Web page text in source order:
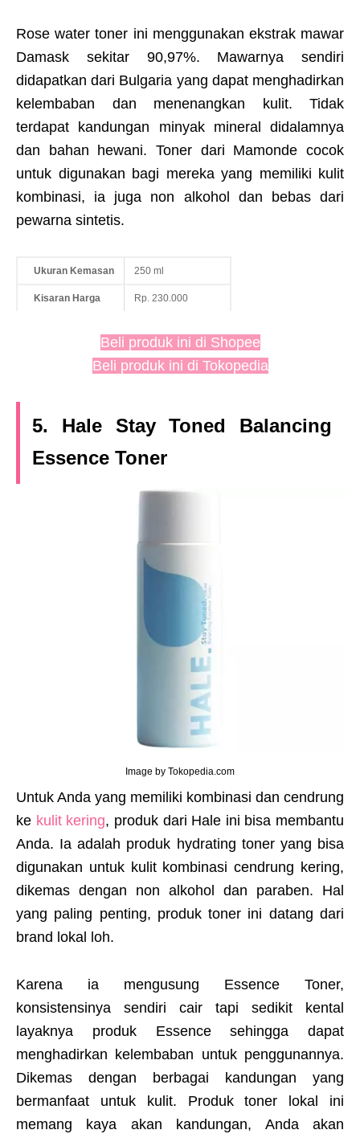
Rose water toner ini menggunakan ekstrak mawar
Damask sekitar 90,97%. Mawarnya sendiri
didapatkan dari Bulgaria yang dapat menghadirkan
kelembaban dan menenangkan kulit. Tidak
terdapat kandungan minyak mineral didalamnya
dan bahan hewani. Toner dari Mamonde cocok
untuk digunakan bagi mereka yang memiliki kulit
kombinasi, ia juga non alkohol dan bebas dari
pewarna sintetis.
Ukuran Kemasan 250 ml
Kisaran Harga Rp. 230.000
Beli produk ini di Shopee
Beli produk ini di Tokopedia
5. Hale Stay Toned Balancing
Essence Toner
Image by Tokopedia.com
Untuk Anda yang memiliki kombinasi dan cendrung
ke kulit kering, produk dari Hale ini bisa membantu
Anda. Ia adalah produk hydrating toner yang bisa
digunakan untuk kulit kombinasi cendrung kering,
dikemas dengan non alkohol dan paraben. Hal
yang paling penting, produk toner ini datang dari
brand lokal loh.
Karena ia mengusung Essence Toner,
konsistensinya sendiri cair tapi sedikit kental
layaknya produk Essence sehingga dapat
menghadirkan kelembaban untuk penggunannya.
Dikemas dengan berbagai kandungan yang
bermanfaat untuk kulit. Produk toner lokal ini
memang kaya akan kandungan, Anda akan